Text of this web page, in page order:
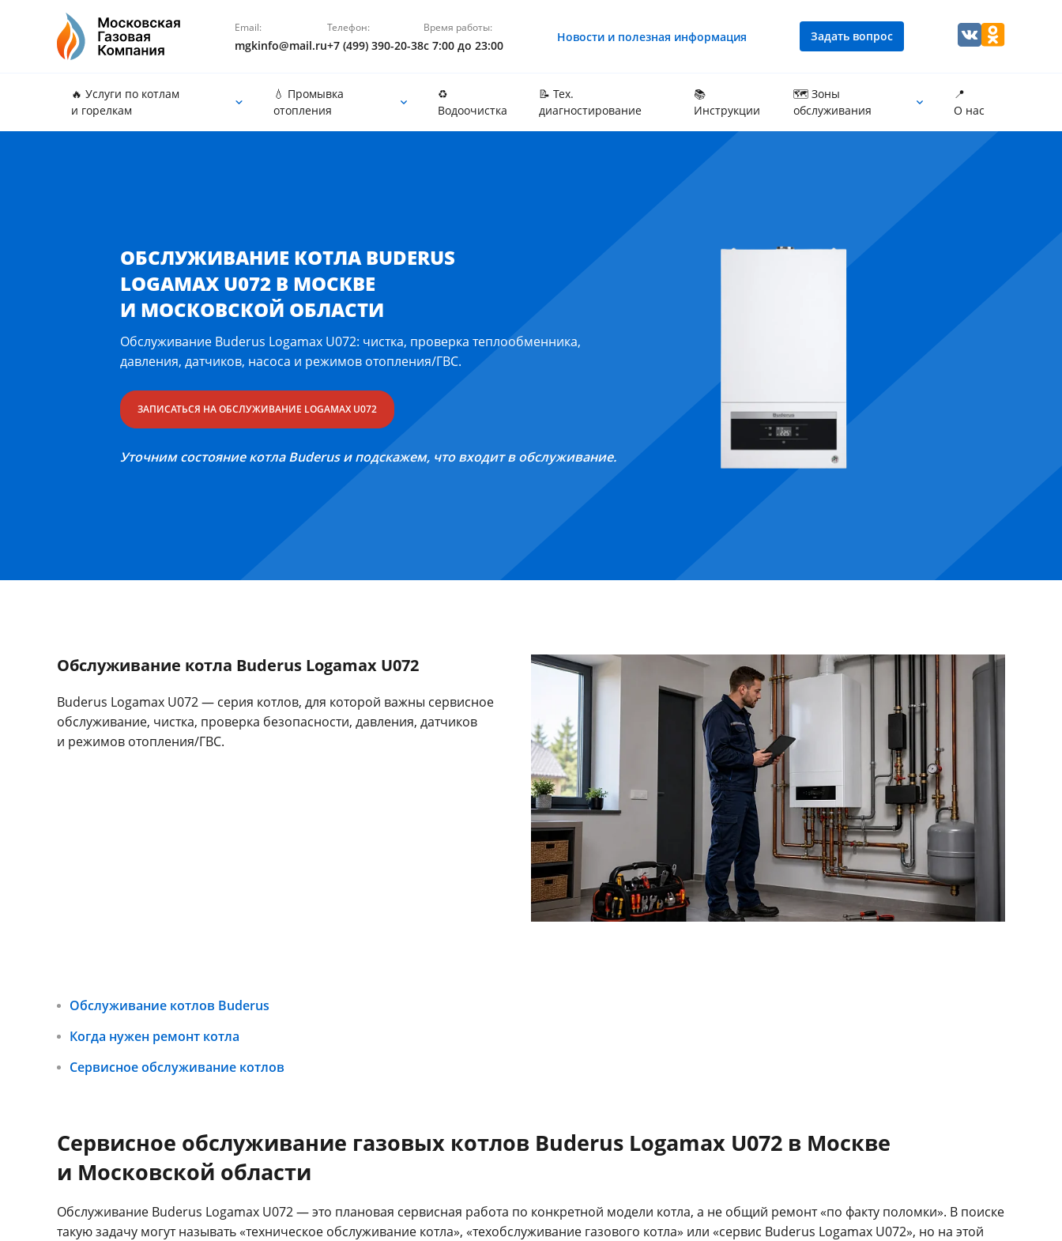
Email:
mgkinfo@mail.ru
Телефон:
+7 (499) 390-20-38
Время работы:
с 7:00 до 23:00
Новости и полезная информация Задать вопрос
🔥 Услуги по котлам
и горелкам
💧 Промывка
отопления
♻️
Водоочистка
📝 Тех.
диагностирование
📚
Инструкции
🗺 Зоны
обслуживания
📍
О нас
ОБСЛУЖИВАНИЕ КОТЛА BUDERUS
LOGAMAX U072 В МОСКВЕ
И МОСКОВСКОЙ ОБЛАСТИ
Обслуживание Buderus Logamax U072: чистка, проверка теплообменника,
давления, датчиков, насоса и режимов отопления/ГВС.
ЗАПИСАТЬСЯ НА ОБСЛУЖИВАНИЕ LOGAMAX U072
Уточним состояние котла Buderus и подскажем, что входит в обслуживание.
Обслуживание котла Buderus Logamax U072
Buderus Logamax U072 — серия котлов, для которой важны сервисное
обслуживание, чистка, проверка безопасности, давления, датчиков
и режимов отопления/ГВС.
Обслуживание котлов Buderus
Когда нужен ремонт котла
Сервисное обслуживание котлов
Сервисное обслуживание газовых котлов Buderus Logamax U072 в Москве
и Московской области
Обслуживание Buderus Logamax U072 — это плановая сервисная работа по конкретной модели котла, а не общий ремонт «по факту поломки». В поиске
такую задачу могут называть «техническое обслуживание котла», «техобслуживание газового котла» или «сервис Buderus Logamax U072», но на этой